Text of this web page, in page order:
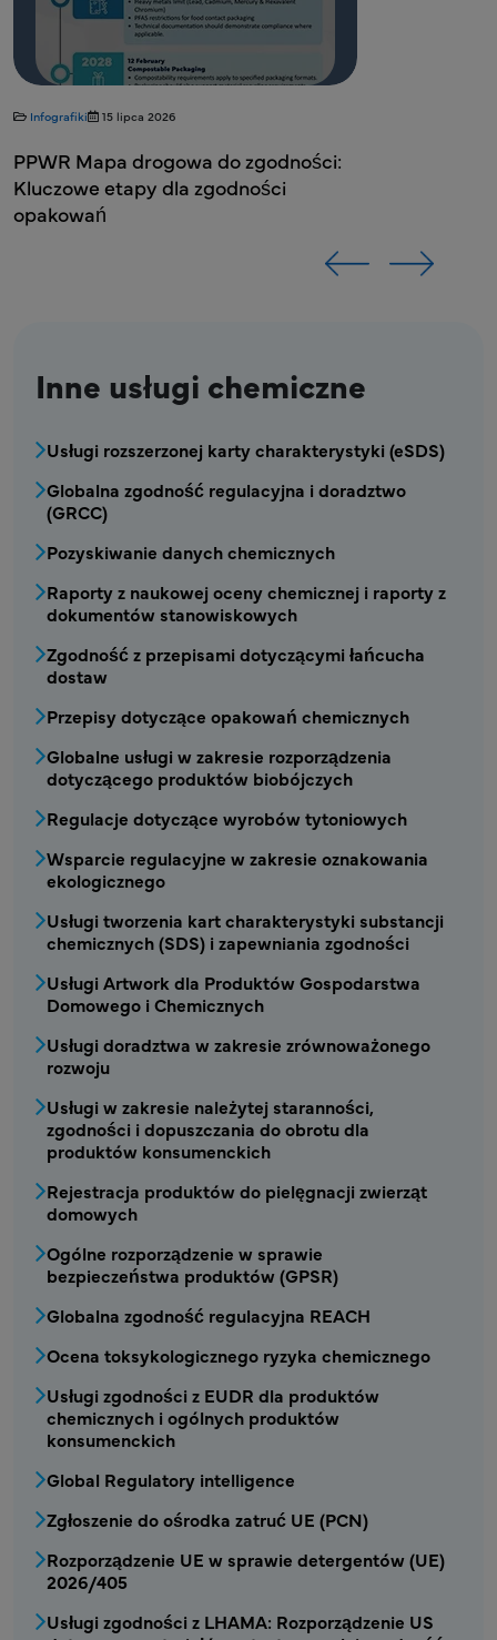
Poonam Dharman
Artwork ds. opakowań i Artwork , Lipton – herbaty i napary
Tygrus LLC (AMR)
Inne usługi chemiczne
CSRA - menu Chemikalia service1
Usługi rozszerzonej karty charakterystyki (eSDS)
Globalna zgodność regulacyjna i doradztwo
(GRCC)
Pozyskiwanie danych chemicznych
Raporty z naukowej oceny chemicznej i raporty z
dokumentów stanowiskowych
Zgodność z przepisami dotyczącymi łańcucha
dostaw
Przepisy dotyczące opakowań chemicznych
Globalne usługi w zakresie rozporządzenia
dotyczącego produktów biobójczych
Regulacje dotyczące wyrobów tytoniowych
Wsparcie regulacyjne w zakresie oznakowania
ekologicznego
Usługi tworzenia kart charakterystyki substancji
chemicznych (SDS) i zapewniania zgodności
Usługi Artwork dla Produktów Gospodarstwa
Domowego i Chemicznych
Usługi doradztwa w zakresie zrównoważonego
rozwoju
CSRA - Menu usług chemicznych 2
Usługi w zakresie należytej staranności,
zgodności i dopuszczania do obrotu dla
produktów konsumenckich
Rejestracja produktów do pielęgnacji zwierząt
domowych
Ogólne rozporządzenie w sprawie
bezpieczeństwa produktów (GPSR)
Globalna zgodność regulacyjna REACH
Ocena toksykologicznego ryzyka chemicznego
Usługi zgodności z EUDR dla produktów
chemicznych i ogólnych produktów
konsumenckich
Global Regulatory intelligence
Zgłoszenie do ośrodka zatruć UE (PCN)
Rozporządzenie UE w sprawie detergentów (UE)
2026/405
Usługi zgodności z LHAMA: Rozporządzenie US